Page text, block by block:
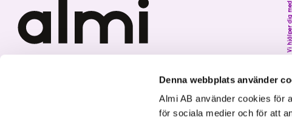
Denna webbplats använder
Almi AB använder cookies för
för sociala medier och för att
Vi